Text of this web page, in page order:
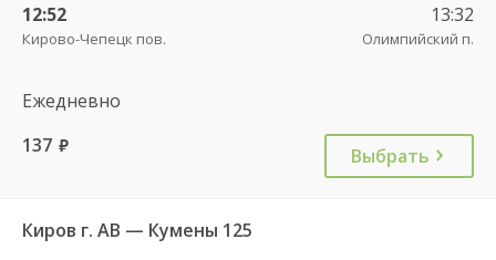
12:52
Кирово-Чепецк пов.
13:32
Олимпийский п.
Ежедневно
137 руб. Выбрать
Киров г. АВ — Кумены 125